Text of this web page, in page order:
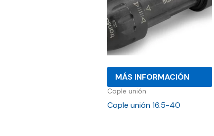
MÁS INFORMACIÓN
Cople unión
Cople unión 16.5-40